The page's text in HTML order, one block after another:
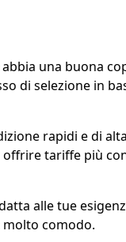
una buona
di selezione in
rapidi e di
offrire tariffe più
alle tue
comodo.